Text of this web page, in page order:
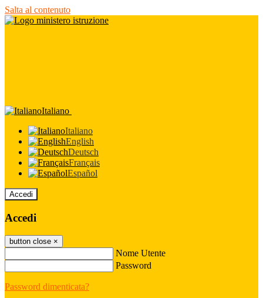
Salta al contenuto
Italiano
Italiano
English
Deutsch
Français
Español
Accedi
Accedi
button close ×
Nome Utente
Password
Password dimenticata?